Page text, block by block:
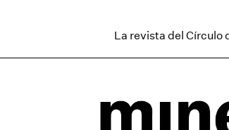
La revista del Círculo